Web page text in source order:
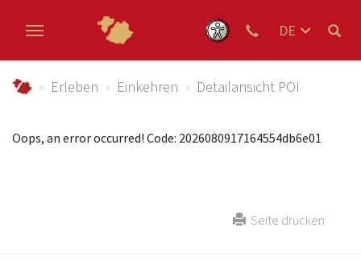
DE
schmallenberger-sauerland.de
Erleben Einkehren Detailansicht POI
Oops, an error occurred! Code: 2026080917164554db6e01
Seite drucken